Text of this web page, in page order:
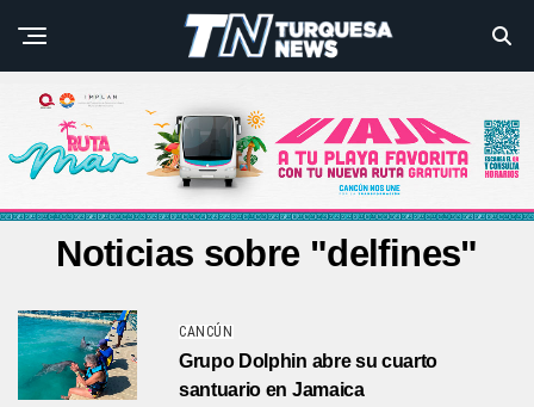
Noticias sobre "delfines"
CANCÚN
Grupo Dolphin abre su cuarto
santuario en Jamaica